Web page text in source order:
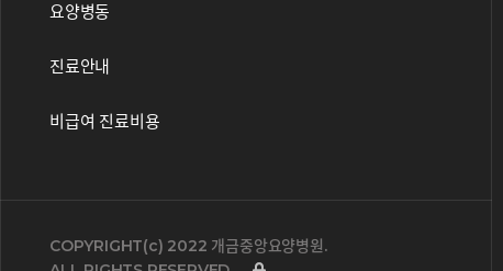
요양병동
진료안내
비급여 진료비용
COPYRIGHT(c) 2022 개금중앙요양병원.